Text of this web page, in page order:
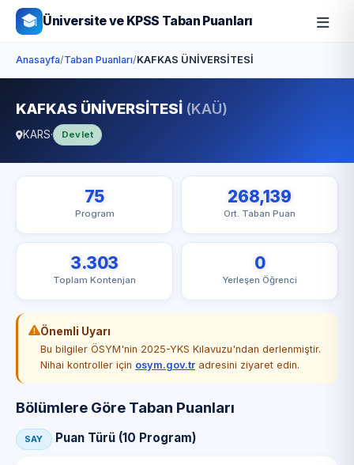
Üniversite ve KPSS Taban Puanları
Anasayfa/Taban Puanları/KAFKAS ÜNİVERSİTESİ
KAFKAS ÜNİVERSİTESİ (KAÜ)
KARS· Devlet
75
Program
268,139
Ort. Taban Puan
3.303
Toplam Kontenjan
0
Yerleşen Öğrenci
Önemli Uyarı
Bu bilgiler ÖSYM'nin 2025-YKS Kılavuzu'ndan derlenmiştir.
Nihai kontroller için osym.gov.tr adresini ziyaret edin.
Bölümlere Göre Taban Puanları
SAY Puan Türü (10 Program)